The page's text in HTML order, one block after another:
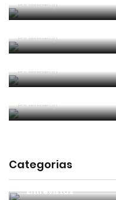
Por RefereeTip
Por RefereeTip
2024 05 Alterações e
Por RefereeTip
2023 06 Alterações e
Por RefereeTip
Categorias
Entrevistas